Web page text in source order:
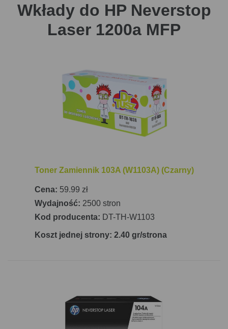
kolorze. Skaner płaski umożliwia skanowanie
dokumentów do plików PDF o maksymalnym
gwarantuje wysoką jakość kopii. Urządzenie
obsługuje różne rodzaje papieru, takie jak papier
typu bond, koperty, gruby papier, etykiety oraz
zwykły papier o gramaturze od 60 do 120 g/m².
Pojemność podajnika wejściowego wynosi 150
arkuszy, a podajnika wyjściowego 100 arkuszy, co
codziennym użytkowaniu.
HP Neverstop Laser 1200a MFP nie posiada
wbudowanego modułu Wi-Fi, ale oferuje
co umożliwia łatwe podłączenie do komputera.
Drukarka jest również wyposażona w wyświetlacz
kompaktowa i łatwa do umieszczenia w dowolnym
miejscu. Cykl pracy wynosi od 250 do 2500 stron
miesięcznie, co czyni ją idealnym rozwiązaniem dla
Wkłady do HP Neverstop
Laser 1200a MFP
Toner Zamiennik 103A (W1103A) (Czarny)
Cena: 59.99 zł
Wydajność: 2500 stron
Kod producenta: DT-TH-W1103
Koszt jednej strony: 2.40 gr/strona